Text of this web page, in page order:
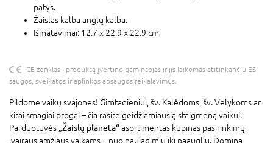
patys.
Žaislas kalba anglų kalba.
Išmatavimai: 12.7 x 22.9 x 22.9 cm
CE ženklas - produktą įvertino gamintojas ir jis laikomas atitinkančiu ES
saugos, sveikatos ir aplinkos apsaugos reikalavimus.
Pildome vaikų svajones! Gimtadieniui, šv. Kalėdoms, šv. Velykoms ar
kitai smagiai progai – čia rasite geidžiamiausią staigmeną vaikui.
Parduotuvės „Žaislų planeta“asortimentas kupinas pasirinkimų
įvairaus amžiaus vaikams – nuo naujagimių iki paauglių. Domina